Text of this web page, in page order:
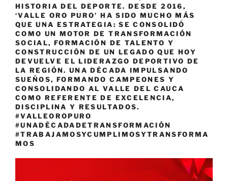
HISTORIA DEL DEPORTE. DESDE 2016,
‘VALLE ORO PURO’ HA SIDO MUCHO MÁS
QUE UNA ESTRATEGIA: SE CONSOLIDÓ
COMO UN MOTOR DE TRANSFORMACIÓN
SOCIAL, FORMACIÓN DE TALENTO Y
CONSTRUCCIÓN DE UN LEGADO QUE HOY
DEVUELVE EL LIDERAZGO DEPORTIVO DE
LA REGIÓN. UNA DÉCADA IMPULSANDO
SUEÑOS, FORMANDO CAMPEONES Y
CONSOLIDANDO AL VALLE DEL CAUCA
COMO REFERENTE DE EXCELENCIA,
DISCIPLINA Y RESULTADOS.
#VALLEOROPURO
#UNADÉCADADETRANSFORMACIÓN
#TRABAJAMOSYCUMPLIMOSYTRANSFORMA
MOS